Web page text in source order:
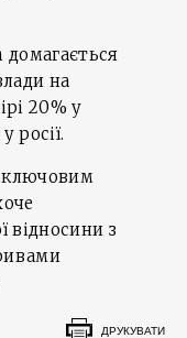
домагається
на
20% у
росії.
ключовим
відносини з
ДРУКУВАТИ